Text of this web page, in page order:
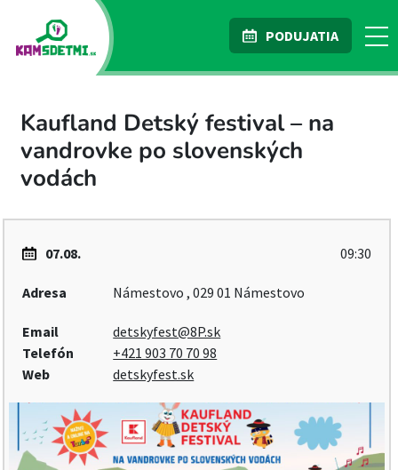
PODUJATIA
Kaufland Detský festival – na
vandrovke po slovenských
vodách
07.08. 09:30
Adresa Námestovo , 029 01 Námestovo
Email
detskyfest@8P.sk
Telefón
+421 903 70 70 98
Web
detskyfest.sk